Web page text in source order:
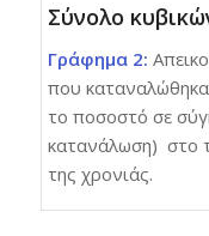
Σύνολο
Γράφημα 2:
που
το ποσοστό σε
κατανάλωση) στο
της χρονιάς.